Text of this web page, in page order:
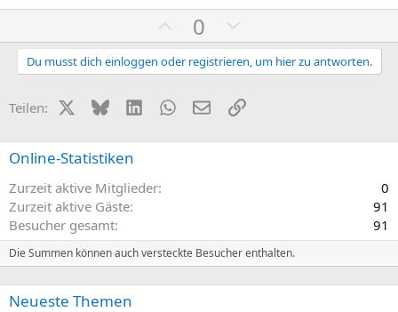
o
s
v
i
m
m
0
e
g
t
v
i
m
m
Du musst dich einloggen oder registrieren, um hier zu antworten.
Teilen: X (Twitter)
BlueskyLinkedInWhatsApp
E-MailLink
Online-Statistiken
Zurzeit aktive Mitglieder
0
Zurzeit aktive Gäste
91
Besucher gesamt
91
Die Summen können auch versteckte Besucher enthalten.
Neueste Themen